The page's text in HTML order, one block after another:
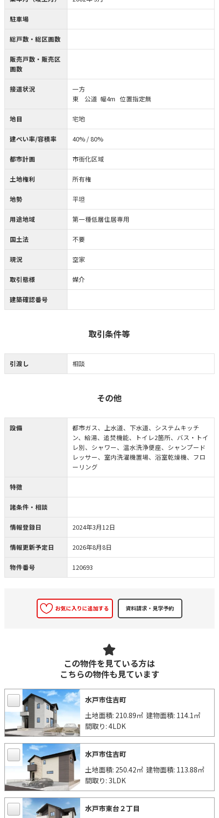
駐車場
総戸数・総区画数
販売戸数・販売区
画数
接道状況
一方
東 公道 幅4m 位置指定無
地目 宅地
建ぺい率/容積率 40% / 80%
都市計画 市街化区域
土地権利 所有権
地勢 平坦
用途地域 第一種低層住居専用
国土法 不要
現況 空家
取引態様 媒介
建築確認番号
取引条件等
引渡し 相談
その他
設備
都市ガス、上水道、下水道、システムキッチ
ン、給湯、追焚機能、トイレ2箇所、バス・トイ
レ別、シャワー、温水洗浄便座、シャンプード
レッサー、室内洗濯機置場、浴室乾燥機、フロ
ーリング
特徴
諸条件・相談
情報登録日 2024年3月12日
情報更新予定日 2026年8月8日
物件番号 120693
お気に入りに追加する
この物件を見ている方は
こちらの物件も見ています
水戸市住吉町
土地面積: 210.89㎡建物面積: 114.1㎡
間取り: 4LDK
水戸市住吉町
土地面積: 250.42㎡建物面積: 113.88㎡
間取り: 3LDK
水戸市東台２丁目